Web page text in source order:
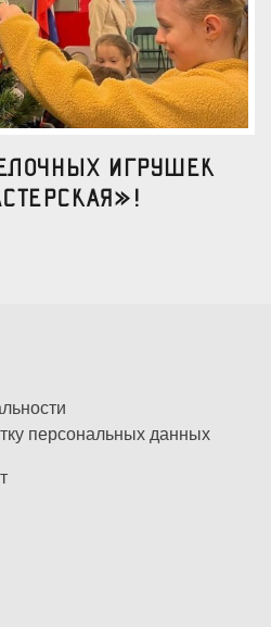
игрушек
персональных данных